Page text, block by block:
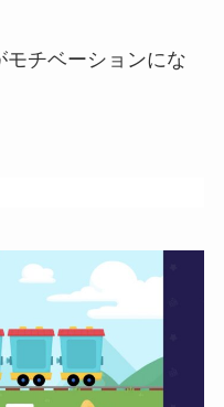
モチベーションにな